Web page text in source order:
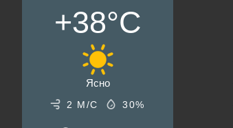
+38°C
Ясно
2 М/С 30%